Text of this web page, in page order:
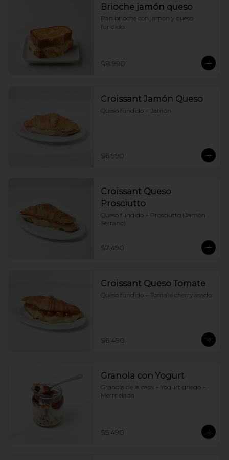
Brioche jamón queso
Pan brioche con jamon y queso
fundido.
$8.990
Croissant Jamón Queso
Queso fundido + Jamón
$6.990
Croissant Queso
Prosciutto
Queso fundido + Prosciutto (Jamón
Serrano)
$7.490
Croissant Queso Tomate
Queso fundido + Tomate cherry asado
$6.490
Granola con Yogurt
Granola de la casa + Yogurt griego +
Mermelada
$5.490